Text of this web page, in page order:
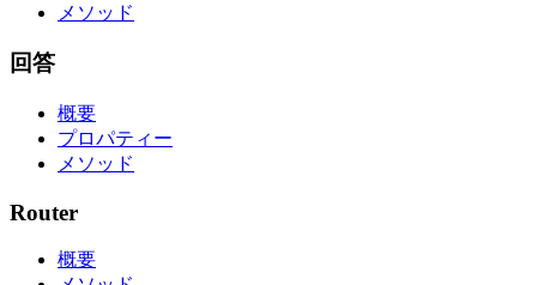
メソッド
回答
概要
プロパティー
メソッド
Router
概要